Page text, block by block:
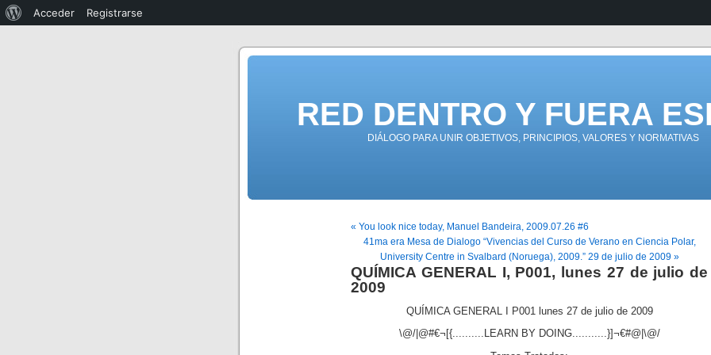
RED DENTRO Y FUERA
DIÁLOGO PARA UNIR OBJETIVOS, PRINCIPIOS, VALORES Y NORMATIVAS
« You look nice today, Manuel Bandeira, 2009.07.26 #6
41ma era Mesa de Dialogo “Vivencias del Curso de Verano en Ciencia Polar,
University Centre in Svalbard (Noruega), 2009.” 29 de julio de 2009 »
QUÍMICA GENERAL I, P001, lunes 27 de julio de
2009
QUÍMICA GENERAL I P001 lunes 27 de julio de 2009
\@/|@#€¬[{..........LEARN BY DOING...........}]¬€#@|\@/
Acceder Registrarse